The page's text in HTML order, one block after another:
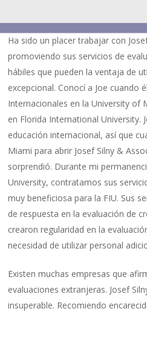
Ha sido un placer trabajar con
promoviendo sus servicios de
hábiles que pueden la ventaja de
excepcional. Conocí a Joe cuando
Internacionales en la University of
en Florida International University.
educación internacional, así que
Miami para abrir Josef Silny &
sorprendió. Durante mi
University, contratamos sus
muy beneficiosa para la FIU. Sus
de respuesta en la evaluación de
crearon regularidad en la
necesidad de utilizar personal
Existen muchas empresas que
evaluaciones extranjeras. Josef
insuperable. Recomiendo